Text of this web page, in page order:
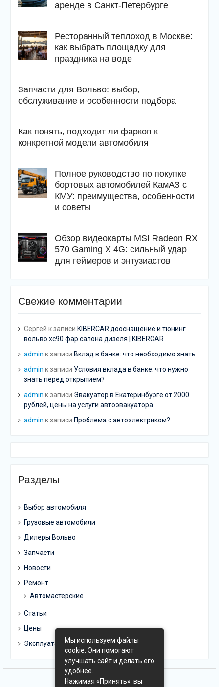
аренде в Санкт-Петербурге
Ресторанный теплоход в Москве:
как выбрать площадку для
праздника на воде
Запчасти для Вольво: выбор,
обслуживание и особенности подбора
Как понять, подходит ли фаркоп к
конкретной модели автомобиля
Полное руководство по покупке
бортовых автомобилей КамАЗ с
КМУ: преимущества, особенности
и советы
Обзор видеокарты MSI Radeon RX
570 Gaming X 4G: сильный удар
для геймеров и энтузиастов
Свежие комментарии
Сергей к записи KIBERCAR дооснащение и тюнинг
вольво хс90 фар салона дизеля | KIBERCAR
admin к записи Вклад в банке: что необходимо знать
admin к записи Условия вклада в банке: что нужно
знать перед открытием?
admin к записи Эвакуатор в Екатеринбурге от 2000
рублей, цены на услуги автоэвакуатора
admin к записи Проблема с автоэлектриком?
Разделы
Выбор автомобиля
Грузовые автомобили
Дилеры Вольво
Запчасти
Новости
Ремонт
Автомастерские
Статьи
Цены
ЭксплуатацияМы используем файлы
cookie. Они помогают
улучшать сайт и делать его
удобнее.
Нажимая «Принять», вы